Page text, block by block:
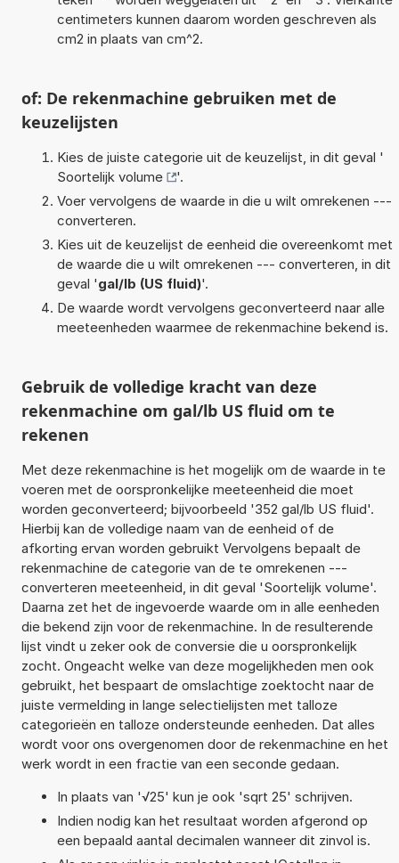
centimeters kunnen daarom worden geschreven als
cm2 in plaats van cm^2.
of: De rekenmachine gebruiken met de
keuzelijsten
Kies de juiste categorie uit de keuzelijst, in dit geval '
Soortelijk volume
'.
Voer vervolgens de waarde in die u wilt omrekenen ---
converteren.
Kies uit de keuzelijst de eenheid die overeenkomt met
de waarde die u wilt omrekenen --- converteren, in dit
geval 'gal/lb (US fluid)'.
De waarde wordt vervolgens geconverteerd naar alle
meeteenheden waarmee de rekenmachine bekend is.
Gebruik de volledige kracht van deze
rekenmachine om gal/lb US fluid om te
rekenen
Met deze rekenmachine is het mogelijk om de waarde in te
voeren met de oorspronkelijke meeteenheid die moet
worden geconverteerd; bijvoorbeeld '352 gal/lb US fluid'.
Hierbij kan de volledige naam van de eenheid of de
afkorting ervan worden gebruikt Vervolgens bepaalt de
rekenmachine de categorie van de te omrekenen ---
converteren meeteenheid, in dit geval 'Soortelijk volume'.
Daarna zet het de ingevoerde waarde om in alle eenheden
die bekend zijn voor de rekenmachine. In de resulterende
lijst vindt u zeker ook de conversie die u oorspronkelijk
zocht. Ongeacht welke van deze mogelijkheden men ook
gebruikt, het bespaart de omslachtige zoektocht naar de
juiste vermelding in lange selectielijsten met talloze
categorieën en talloze ondersteunde eenheden. Dat alles
wordt voor ons overgenomen door de rekenmachine en het
werk wordt in een fractie van een seconde gedaan.
In plaats van '√25' kun je ook 'sqrt 25' schrijven.
Indien nodig kan het resultaat worden afgerond op
een bepaald aantal decimalen wanneer dit zinvol is.